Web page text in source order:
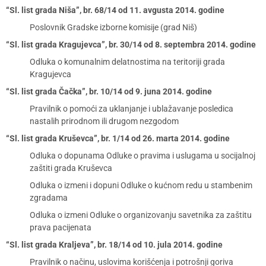
“Sl. list grada Niša”, br. 68/14 od 11. avgusta 2014. godine
Poslovnik Gradske izborne komisije (grad Niš)
“Sl. list grada Kragujevca”, br. 30/14 od 8. septembra 2014. godine
Odluka o komunalnim delatnostima na teritoriji grada
Kragujevca
“Sl. list grada Čačka”, br. 10/14 od 9. juna 2014. godine
Pravilnik o pomoći za uklanjanje i ublažavanje posledica
nastalih prirodnom ili drugom nezgodom
“Sl. list grada Kruševca”, br. 1/14 od 26. marta 2014. godine
Odluka o dopunama Odluke o pravima i uslugama u socijalnoj
zaštiti grada Kruševca
Odluka o izmeni i dopuni Odluke o kućnom redu u stambenim
zgradama
Odluka o izmeni Odluke o organizovanju savetnika za zaštitu
prava pacijenata
“Sl. list grada Kraljeva”, br. 18/14 od 10. jula 2014. godine
Pravilnik o načinu, uslovima korišćenja i potrošnji goriva